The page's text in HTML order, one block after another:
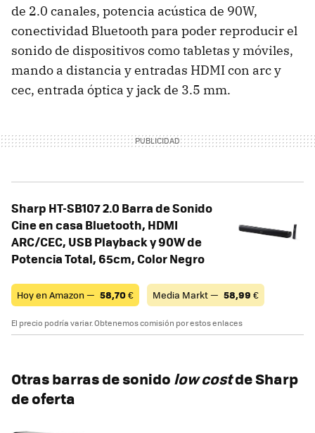
de 2.0 canales, potencia acústica de 90W,
conectividad Bluetooth para poder reproducir el
sonido de dispositivos como tabletas y móviles,
mando a distancia y entradas HDMI con arc y
cec, entrada óptica y jack de 3.5 mm.
Sharp HT-SB107 2.0 Barra de Sonido
Cine en casa Bluetooth, HDMI
ARC/CEC, USB Playback y 90W de
Potencia Total, 65cm, Color Negro
Hoy en Amazon — 58,70€ Media Markt — 58,99 €
El precio podría variar. Obtenemos comisión por estos enlaces
Otras barras de sonidolow costde Sharp
de oferta